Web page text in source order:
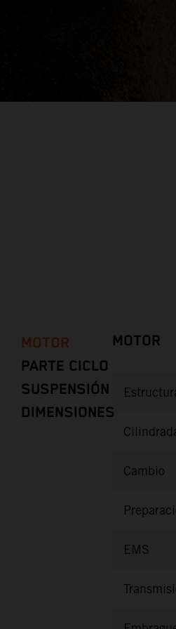
MOTOR
PARTE CICLO
SUSPENSIÓN
DIMENSIONES
MOTOR
Cambio
EMS